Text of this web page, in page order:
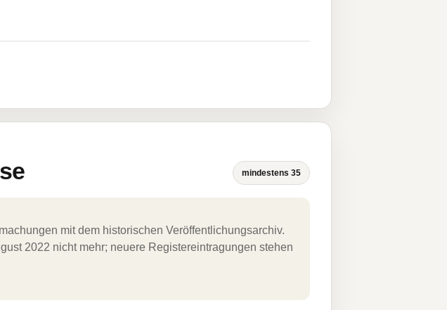
mindestens 35
mit dem historischen Veröffentlichungsarchiv.
2022 nicht mehr; neuere Registereintragungen stehen